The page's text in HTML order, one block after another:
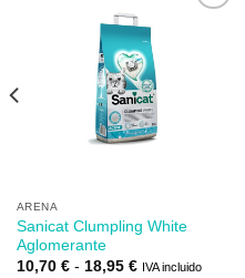
ARENA
Sanicat Clumpling White
Aglomerante
10,70 € - 18,95 €Rango
IVA incluido